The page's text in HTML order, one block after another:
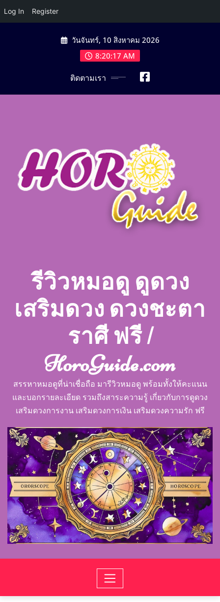
Log In Register
วันจันทร์, 10 สิงหาคม 2026
8:20:18 AM
ติดตามเรา
รีวิวหมอดู ดูดวง
เสริมดวง ดวงชะตา
ราศี ฟรี |
HoroGuide.com
สรรหาหมอดูที่น่าเชื่อถือ มารีวิวหมอดู พร้อมทั้งให้คะแนน
และบอกรายละเอียด รวมถึงสาระความรู้ เกี่ยวกับการดูดวง
เสริมดวงการงาน เสริมดวงการเงิน เสริมดวงความรัก ฟรี